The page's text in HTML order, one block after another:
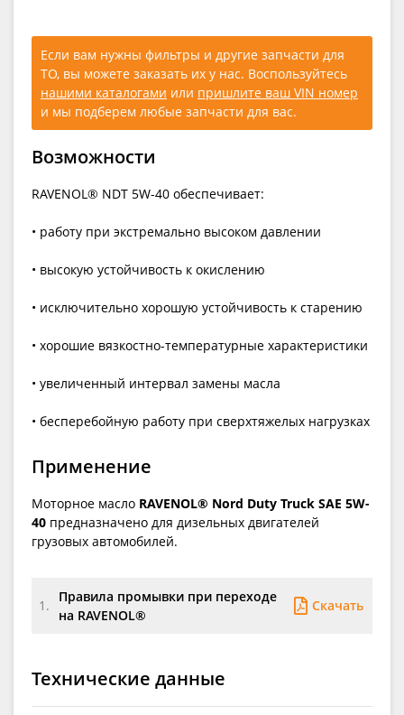
Если вам нужны фильтры и другие запчасти для
ТО, вы можете заказать их у нас. Воспользуйтесь
нашими каталогами или пришлите ваш VIN номер
и мы подберем любые запчасти для вас.
Возможности
RAVENOL® NDT 5W-40 обеспечивает:
• работу при экстремально высоком давлении
• высокую устойчивость к окислению
• исключительно хорошую устойчивость к старению
• хорошие вязкостно-температурные характеристики
• увеличенный интервал замены масла
• бесперебойную работу при сверхтяжелых нагрузках
Применение
Моторное масло RAVENOL® Nord Duty Truck SAE 5W-
40 предназначено для дизельных двигателей
грузовых автомобилей.
1.
Правила промывки при переходе
на RAVENOL®
Скачать
Технические данные